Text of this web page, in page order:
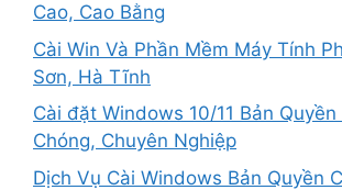
Cao, Cao Bằng
Cài Win Và Phần Mềm Máy Tính
Sơn, Hà Tĩnh
Cài đặt Windows 10/11 Bản Quyền
Chóng, Chuyên Nghiệp
Dịch Vụ Cài Windows Bản Quyền